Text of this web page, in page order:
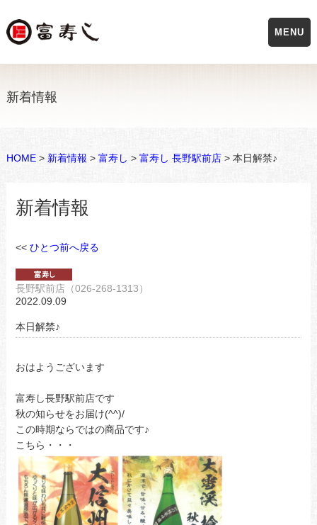
新着情報
HOME> 新着情報 > 富寿し > 富寿し 長野駅前店> 本日解禁♪
新着情報
<< ひとつ前へ戻る
長野駅前店（026-268-1313）
2022.09.09
本日解禁♪
おはようございます
富寿し長野駅前店です
秋の知らせをお届け(^^)/
この時期ならではの商品です♪
こちら・・・
MENU